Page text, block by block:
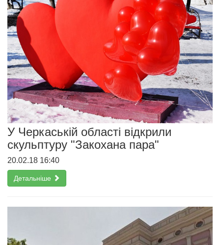
У Черкаській області відкрили
скульптуру "Закохана пара"
20.02.18 16:40
Детальніше